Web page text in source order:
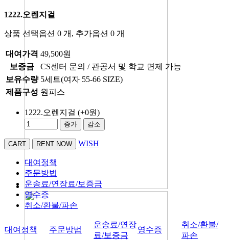
1222.오렌지걸
상품 선택옵션 0 개, 추가옵션 0 개
대여가격 49,500원
보증금
CS센터 문의 / 관공서 및 학교 면제 가능
보유수량 5세트(여자 55-66 SIZE)
제품구성 원피스
1222.오렌지걸 (+0원)
증가 감소
WISH
대여정책
주문방법
운송료/연장료/보증금
영수증
취소/환불/파손
대여정책 주문방법
운송료/연장
료/보증금
영수증
취소/환불/
파손